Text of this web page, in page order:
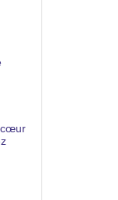
cœur